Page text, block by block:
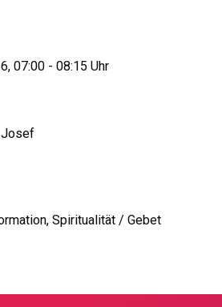
07:00 - 08:15 Uhr
Josef
Spiritualität / Gebet